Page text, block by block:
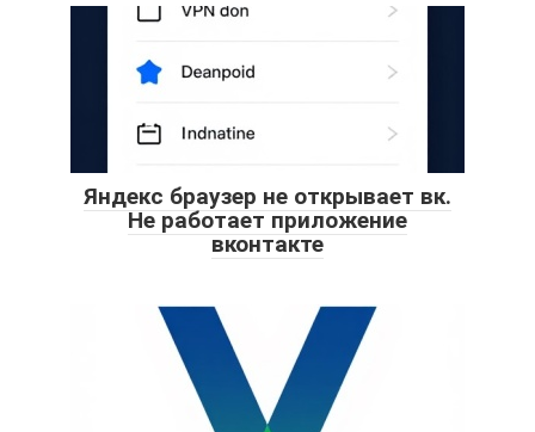
Яндекс браузер не открывает вк.
Не работает приложение
вконтакте